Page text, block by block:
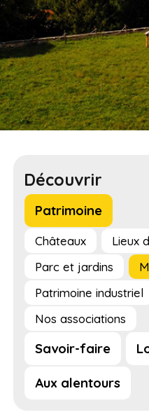
Découvrir
Patrimoine
Châteaux
Lieux
Parc et jardins
Patrimoine industriel
Nos associations
Savoir-faire
Aux alentours